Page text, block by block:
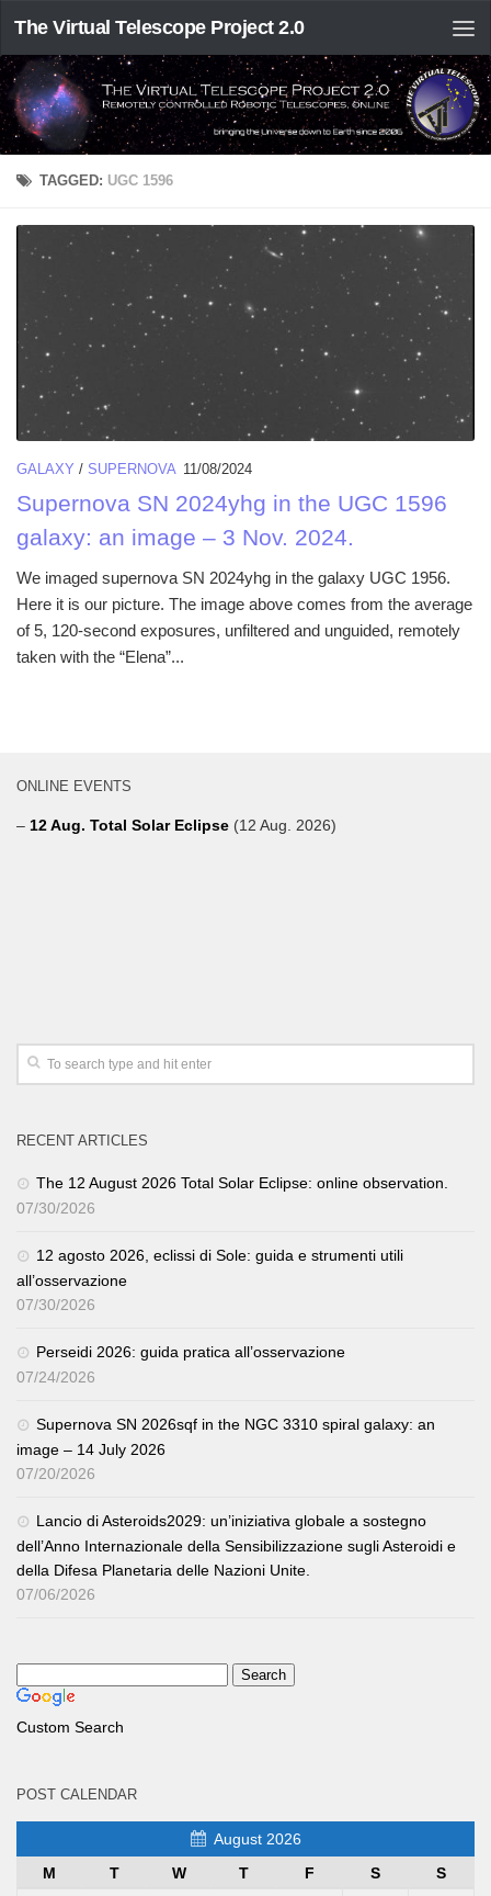
The Virtual Telescope Project 2.0
TAGGED: UGC 1596
GALAXY / SUPERNOVA 11/08/2024
Supernova SN 2024yhg in the UGC 1596
galaxy: an image – 3 Nov. 2024.
We imaged supernova SN 2024yhg in the galaxy UGC 1956.
Here it is our picture. The image above comes from the average
of 5, 120-second exposures, unfiltered and unguided, remotely
taken with the “Elena”...
ONLINE EVENTS
– 12 Aug. Total Solar Eclipse (12 Aug. 2026)
RECENT ARTICLES
The 12 August 2026 Total Solar Eclipse: online observation.
07/30/2026
12 agosto 2026, eclissi di Sole: guida e strumenti utili
all’osservazione
07/30/2026
Perseidi 2026: guida pratica all’osservazione
07/24/2026
Supernova SN 2026sqf in the NGC 3310 spiral galaxy: an
image – 14 July 2026
07/20/2026
Lancio di Asteroids2029: un’iniziativa globale a sostegno
dell’Anno Internazionale della Sensibilizzazione sugli Asteroidi e
della Difesa Planetaria delle Nazioni Unite.
07/06/2026
Custom Search
POST CALENDAR
August 2026
M
T W T F S
S